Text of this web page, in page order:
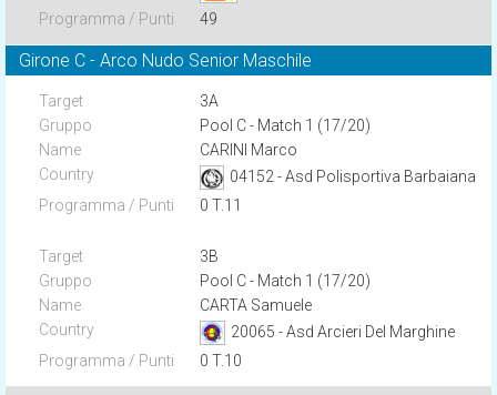
49
Girone C - Arco Nudo Senior Maschile
3A
Pool C - Match 1 (17/20)
CARINI Marco
04152 - Asd Polisportiva Barbaiana
0 T.11
3B
Pool C - Match 1 (17/20)
CARTA Samuele
20065 - Asd Arcieri Del Marghine
0 T.10